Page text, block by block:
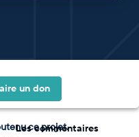
un don
Les commentaires
ce projet.